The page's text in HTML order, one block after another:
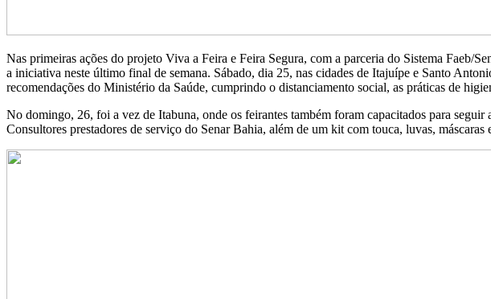
Nas primeiras ações do projeto Viva a Feira e Feira Segura, com a parceria do Sistema Faeb/
a iniciativa neste último final de semana. Sábado, dia 25, nas cidades de Itajuípe e Santo
recomendações do Ministério da Saúde, cumprindo o distanciamento social, as práticas de
No domingo, 26, foi a vez de Itabuna, onde os feirantes também foram capacitados para
Consultores prestadores de serviço do Senar Bahia, além de um kit com touca, luvas,